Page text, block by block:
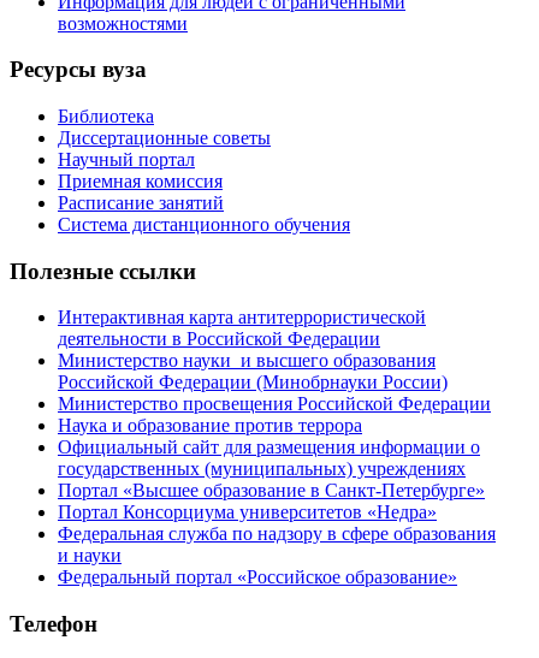
возможностями
Ресурсы вуза
Библиотека
Диссертационные советы
Научный портал
Приемная комиссия
Расписание занятий
Система дистанционного обучения
Полезные ссылки
Интерактивная карта антитеррористической
деятельности в Российской Федерации
Министерство науки и высшего образования
Российской Федерации (Минобрнауки России)
Министерство просвещения Российской Федерации
Наука и образование против террора
Официальный сайт для размещения информации о
государственных (муниципальных) учреждениях
Портал «Высшее образование в Санкт-Петербурге»
Портал Консорциума университетов «Недра»
Федеральная служба по надзору в сфере образования
и науки
Федеральный портал «Российское образование»
Телефон